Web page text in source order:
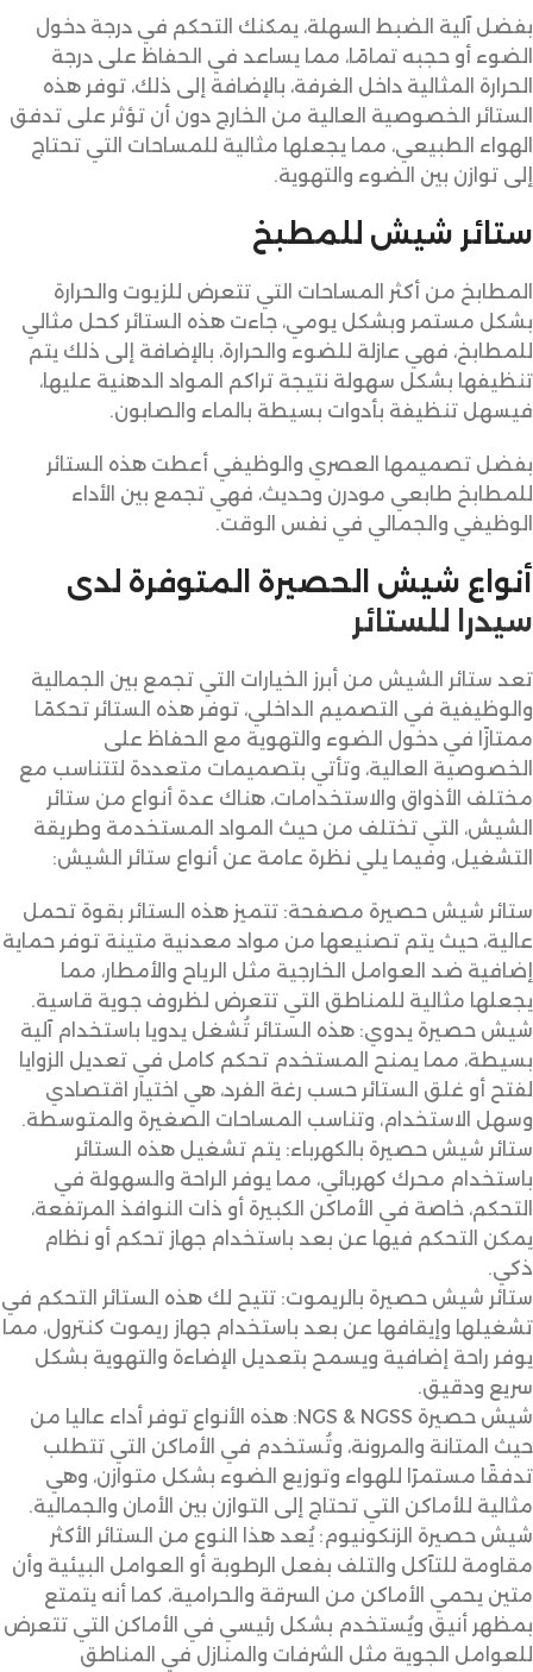
بفضل آلية الضبط السهلة، يمكنك التحكم في درجة دخول
الضوء أو حجبه تمامًا، مما يساعد في الحفاظ على درجة
الحرارة المثالية داخل الغرفة، بالإضافة إلى ذلك، توفر هذه
الستائر الخصوصية العالية من الخارج دون أن تؤثر على تدفق
الهواء الطبيعي، مما يجعلها مثالية للمساحات التي تحتاج
إلى توازن بين الضوء والتهوية.
ستائر شيش للمطبخ
المطابخ من أكثر المساحات التي تتعرض للزيوت والحرارة
بشكل مستمر وبشكل يومي، جاءت هذه الستائر كحل مثالي
للمطابخ، فهي عازلة للضوء والحرارة، بالإضافة إلى ذلك يتم
تنظيفها بشكل سهولة نتيجة تراكم المواد الدهنية عليها،
فيسهل تنظيفة بأدوات بسيطة بالماء والصابون.
بفضل تصميمها العصري والوظيفي أعطت هذه الستائر
للمطابخ طابعي مودرن وحديث، فهي تجمع بين الأداء
الوظيفي والجمالي في نفس الوقت.
أنواع شيش الحصيرة المتوفرة لدى
سيدرا للستائر
تعد ستائر الشيش من أبرز الخيارات التي تجمع بين الجمالية
والوظيفية في التصميم الداخلي، توفر هذه الستائر تحكمًا
ممتازًا في دخول الضوء والتهوية مع الحفاظ على
الخصوصية العالية، وتأتي بتصميمات متعددة لتتناسب مع
مختلف الأذواق والاستخدامات، هناك عدة أنواع من ستائر
الشيش، التي تختلف من حيث المواد المستخدمة وطريقة
التشغيل، وفيما يلي نظرة عامة عن أنواع ستائر الشيش:
ستائر شيش حصيرة مصفحة: تتميز هذه الستائر بقوة تحمل
عالية، حيث يتم تصنيعها من مواد معدنية متينة توفر حماية
إضافية ضد العوامل الخارجية مثل الرياح والأمطار، مما
يجعلها مثالية للمناطق التي تتعرض لظروف جوية قاسية.
شيش حصيرة يدوي: هذه الستائر تُشغل يدويا باستخدام آلية
بسيطة، مما يمنح المستخدم تحكم كامل في تعديل الزوايا
لفتح أو غلق الستائر حسب رغة الفرد، هي اختيار اقتصادي
وسهل الاستخدام، وتناسب المساحات الصغيرة والمتوسطة.
ستائر شيش حصيرة بالكهرباء: يتم تشغيل هذه الستائر
باستخدام محرك كهربائي، مما يوفر الراحة والسهولة في
التحكم، خاصة في الأماكن الكبيرة أو ذات النوافذ المرتفعة،
يمكن التحكم فيها عن بعد باستخدام جهاز تحكم أو نظام
ذكي.
ستائر شيش حصيرة بالريموت: تتيح لك هذه الستائر التحكم في
تشغيلها وإيقافها عن بعد باستخدام جهاز ريموت كنترول، مما
يوفر راحة إضافية ويسمح بتعديل الإضاءة والتهوية بشكل
سريع ودقيق.
شيش حصيرة NGS & NGSS: هذه الأنواع توفر أداء عاليا من
حيث المتانة والمرونة، وتُستخدم في الأماكن التي تتطلب
تدفقًا مستمرًا للهواء وتوزيع الضوء بشكل متوازن، وهي
مثالية للأماكن التي تحتاج إلى التوازن بين الأمان والجمالية.
شيش حصيرة الزنكونيوم: يُعد هذا النوع من الستائر الأكثر
مقاومة للتآكل والتلف بفعل الرطوبة أو العوامل البيئية وأن
متين يحمي الأماكن من السرقة والحرامية، كما أنه يتمتع
بمظهر أنيق ويُستخدم بشكل رئيسي في الأماكن التي تتعرض
للعوامل الجوية مثل الشرفات والمنازل في المناطق